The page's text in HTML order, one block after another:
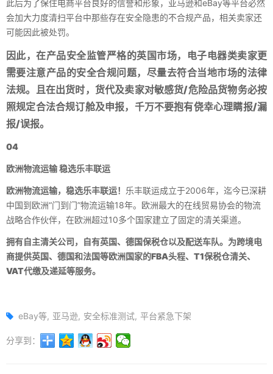
此后为了保住电商平台良好的信誉和形象，亚马逊和eBay等平台必然
会加大力度清扫平台中那些存在安全隐患的不合规产品，相关卖家还
可能因此被处罚。
因此，在产品安全监管严格的英国市场，电子电器类卖家更
需要注意产品的安全合规问题，尽量去符合当地市场的法律
法规。且在出货时，货代及卖家对敏感货/危险品货物务必按
照规定合法合规订舱及申报，千万不要抱有侥幸心理瞒报/漏
报/误报。
04
欧洲物流运输 稳选乐丰联运
欧洲物流运输，稳选乐丰联运！ 乐丰联运成立于2006年，迄今已深耕
中国到欧洲“门到门”物流运输18年。欧洲最大的在线贸易协会的物流
战略合作伙伴，在欧洲超过10多个国家建立了固定的清关渠道。​
拥有自主清关公司，自有英国、德国保税仓以及配送车队。为跨境电
商提供英国、德国和法国等欧洲国家的FBA头程、T1保税仓清关、
VAT代缴及递延等服务。
eBay等 亚马逊 安全标准测试 平台紧急下架
分享到：